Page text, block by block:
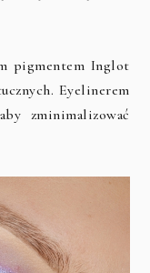
pigmentem Inglot
Eyelinerem
zminimalizować